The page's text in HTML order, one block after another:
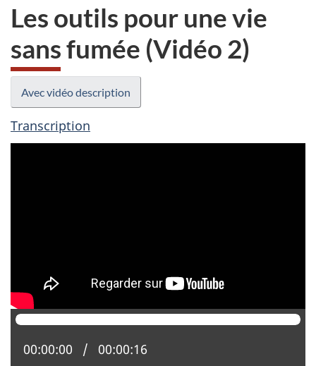
Les outils pour une vie
sans fumée (Vidéo 2)
Avec vidéo description
Transcription
Position actuelle :
00:00:00 Temps total :
00:00:16